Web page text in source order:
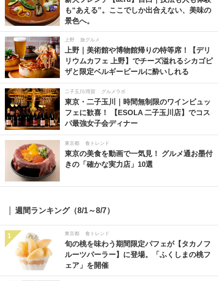
も“あえる”。ここでしか出合えない、美味の
景色へ。
上野 旅グルメ
上野｜美術館や博物館帰りの特等席！【デリ
リウムカフェ 上野】でチーズ溢れるシカゴピ
ザと限定ベルギービールに酔いしれる
二子玉川/用賀 グルメラボ
東京・二子玉川｜時間無制限のワインビュッ
フェに歓喜！ 【ESOLA 二子玉川店】でコス
パ最強女子会ディナー
東京都 食トレンド
東京の美食を動画で一気見！ グルメ通お墨付
きの「確かな実力店」10選
週間ランキング（8/1～8/7）
1 東京都 食トレンド
旬の桃を味わう期間限定パフェが【タカノフ
ルーツパーラー】に登場。「ふくしまの桃フ
ェア」を開催